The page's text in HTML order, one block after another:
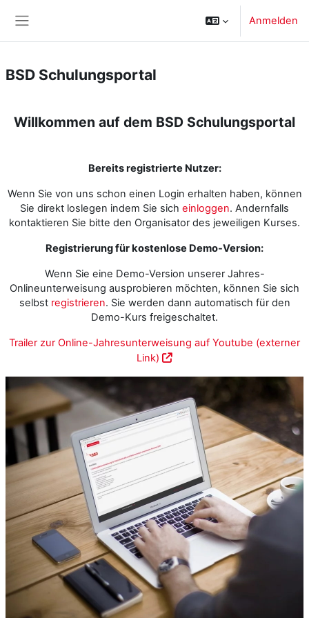
Anmelden
BSD Schulungsportal
Willkommen auf dem BSD Schulungsportal
Bereits registrierte Nutzer:
Wenn Sie von uns schon einen Login erhalten haben, können
Sie direkt loslegen indem Sie sich einloggen. Andernfalls
kontaktieren Sie bitte den Organisator des jeweiligen Kurses.
Registrierung für kostenlose Demo-Version:
Wenn Sie eine Demo-Version unserer Jahres-
Onlineunterweisung ausprobieren möchten, können Sie sich
selbst registrieren. Sie werden dann automatisch für den
Demo-Kurs freigeschaltet.
Trailer zur Online-Jahresunterweisung auf Youtube (externer
Link)